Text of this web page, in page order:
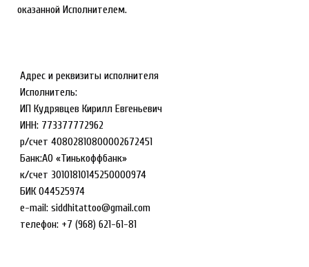
оказанной Исполнителем.
Адрес и реквизиты исполнителя
Исполнитель:
ИП Кудрявцев Кирилл Евгеньевич
ИНН: 773377772962
р/счет 40802810800002672451
Банк:АО «Тинькоффбанк»
к/счет 30101810145250000974
БИК 044525974
e-mail: siddhitattoo@gmail.com
телефон: +7 (968) 621-61-81